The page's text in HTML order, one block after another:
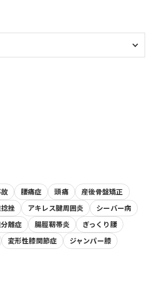
腰痛症 頭痛
産後骨盤矯正
挫 アキレス腱周囲炎
シーバー病
離症 腸脛靭帯炎
ぎっくり腰
変形性膝関節症
ジャンパー膝